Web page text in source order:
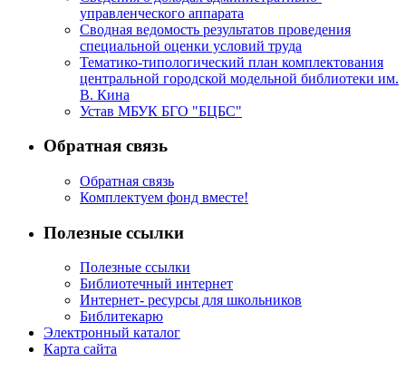
управленческого аппарата
Сводная ведомость результатов проведения
специальной оценки условий труда
Тематико-типологический план комплектования
центральной городской модельной библиотеки им.
В. Кина
Устав МБУК БГО "БЦБС"
Обратная связь
Обратная связь
Комплектуем фонд вместе!
Полезные ссылки
Полезные ссылки
Библиотечный интернет
Интернет- ресурсы для школьников
Библитекарю
Электронный каталог
Карта сайта